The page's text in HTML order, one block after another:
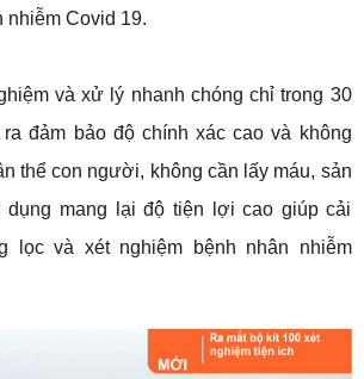
Covid 19.
và xử lý nhanh chóng chỉ trong 30
đảm bảo độ chính xác cao và không
thể con người, không cần lấy máu, sản
dụng mang lại độ tiện lợi cao giúp cải
lọc và xét nghiệm bệnh nhân nhiễm